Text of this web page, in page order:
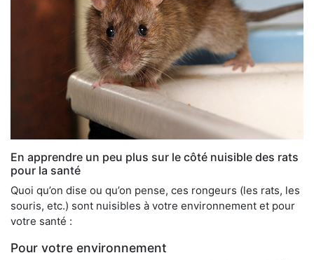
En apprendre un peu plus sur le côté nuisible des rats
pour la santé
Quoi qu’on dise ou qu’on pense, ces rongeurs (les rats, les
souris, etc.) sont nuisibles à votre environnement et pour
votre santé :
Pour votre environnement